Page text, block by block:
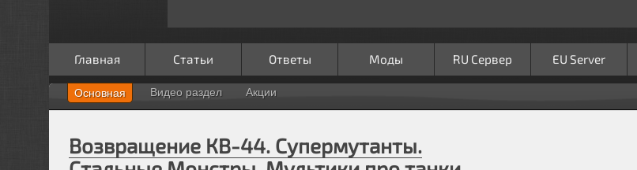
Главная Статьи Ответы Моды RU Сервер EU Server
Основная Видео раздел Акции
Возвращение КВ-44. Супермутанты.